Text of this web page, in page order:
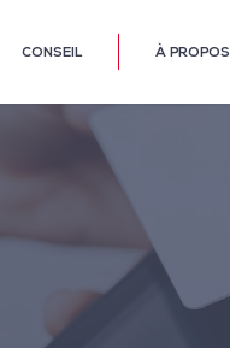
CONSEIL À PROPOS